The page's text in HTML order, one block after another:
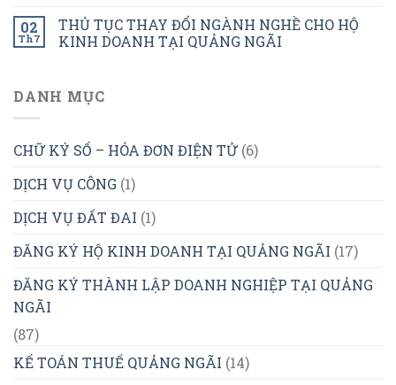
02
Th7
THỦ TỤC THAY ĐỔI NGÀNH NGHỀ CHO HỘ
KINH DOANH TẠI QUẢNG NGÃI
DANH MỤC
CHỮ KÝ SỐ – HÓA ĐƠN ĐIỆN TỬ(6)
DỊCH VỤ CÔNG (1)
DỊCH VỤ ĐẤT ĐAI (1)
ĐĂNG KÝ HỘ KINH DOANH TẠI QUẢNG NGÃI (17)
ĐĂNG KÝ THÀNH LẬP DOANH NGHIỆP TẠI QUẢNG
NGÃI
(87)
KẾ TOÁN THUẾ QUẢNG NGÃI (14)